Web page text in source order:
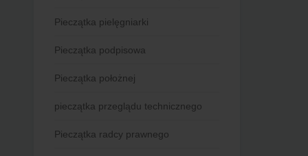
Pieczątka pielęgniarki
Pieczątka podpisowa
Pieczątka położnej
pieczątka przeglądu technicznego
Pieczątka radcy prawnego